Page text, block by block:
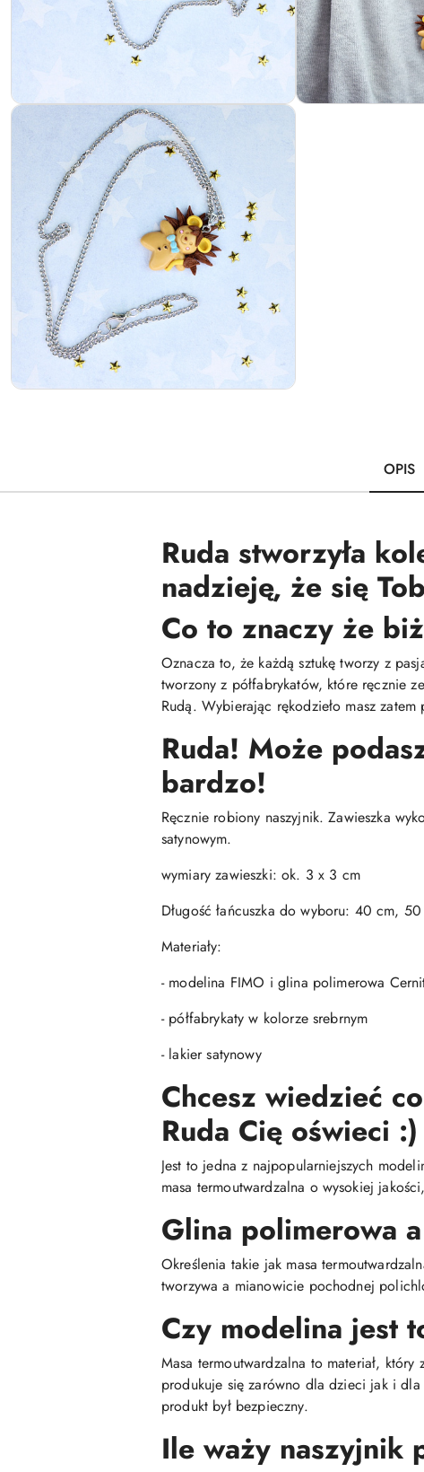
OPIS
Ruda stworzyła
nadzieję, że się
Co to znaczy że
Oznacza to, że każdą sztukę tworzy z
tworzony z półfabrykatów, które ręcznie
Rudą. Wybierając rękodzieło masz
Ruda! Może
bardzo!
Ręcznie robiony naszyjnik. Zawieszka
satynowym.
wymiary zawieszki: ok. 3 x 3 cm
Długość łańcuszka do wyboru: 40 cm,
Materiały:
- modelina FIMO i glina polimerowa
- półfabrykaty w kolorze srebrnym
- lakier satynowy
Chcesz wiedzieć
Ruda Cię oświeci :)
Jest to jedna z najpopularniejszych
masa termoutwardzalna o wysokiej
Glina polimerowa
Określenia takie jak masa
tworzywa a mianowicie pochodnej
Czy modelina jest
Masa termoutwardzalna to materiał,
produkuje się zarówno dla dzieci jak i
produkt był bezpieczny.
Ile waży naszyjnik